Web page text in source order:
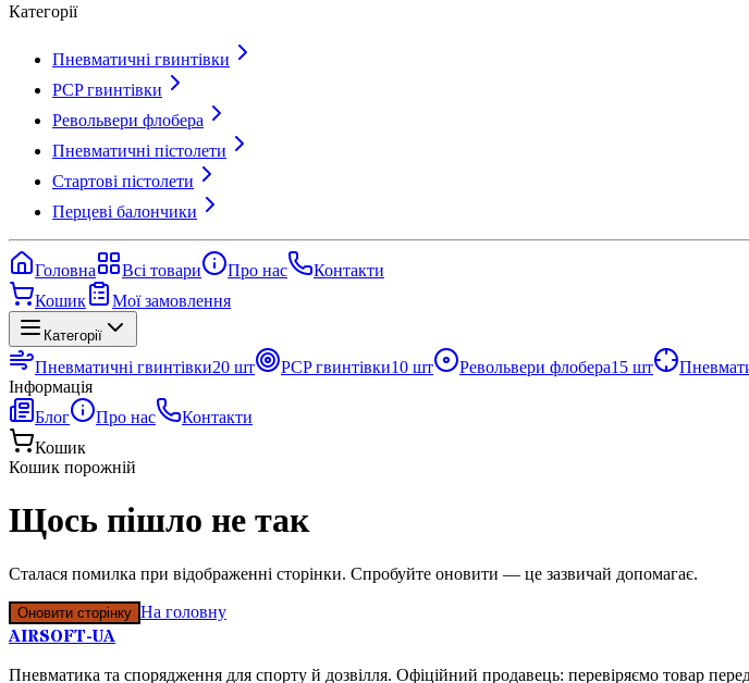
Категорії
Пневматичні гвинтівки
PCP гвинтівки
Револьвери флобера
Пневматичні пістолети
Стартові пістолети
Перцеві балончики
Головна Всі товари Про нас
Контакти
Кошик
Мої замовлення
Категорії
Пневматичні гвинтівки20 шт PCP гвинтівки10 шт Револьвери флобера15 шт
Інформація
Блог
Про нас
Контакти
Кошик
Кошик порожній
Щось пішло не так
Сталася помилка при відображенні сторінки. Спробуйте оновити — це зазвичай допомагає.
Оновити сторінку На головну
AIRSOFT-UA
Пневматика та спорядження для спорту й дозвілля. Офіційний продавець: перевіряємо товар